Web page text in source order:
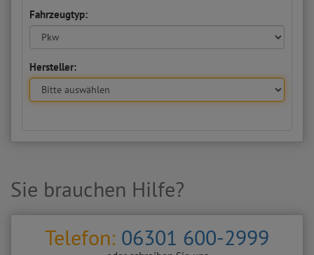
Fahrzeugtyp:
Hersteller:
Sie brauchen Hilfe?
Telefon: 06301 600-2999